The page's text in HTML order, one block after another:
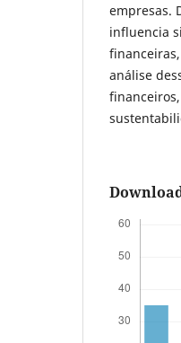
empresas.
influencia
análise